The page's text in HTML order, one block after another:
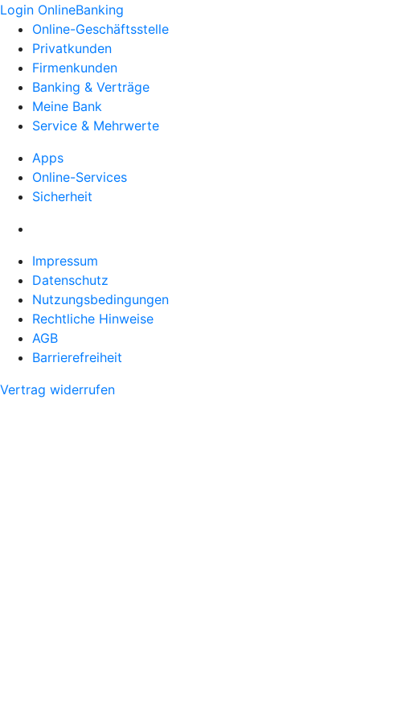
Login OnlineBanking
Online-Geschäftsstelle
Privatkunden
Firmenkunden
Banking & Verträge
Meine Bank
Service & Mehrwerte
Apps
Online-Services
Sicherheit
Impressum
Datenschutz
Nutzungsbedingungen
Rechtliche Hinweise
AGB
Barrierefreiheit
Vertrag widerrufen